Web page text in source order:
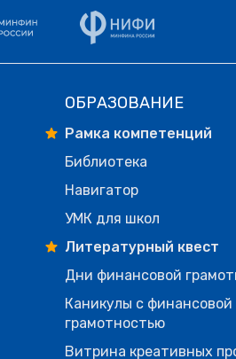
ОБРАЗОВАНИЕ
Рамка компетенций
Библиотека
Навигатор
УМК для школ
Литературный квест
Дни финансовой
Каникулы с финансовой
грамотностью
Витрина креативных